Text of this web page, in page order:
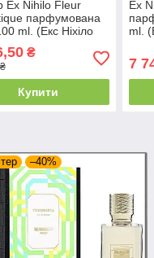
Ex Nihilo Fleur
парфумована
ml. (Екс Ніхіло
₴
Купити
Ex
ml.
7
–40%